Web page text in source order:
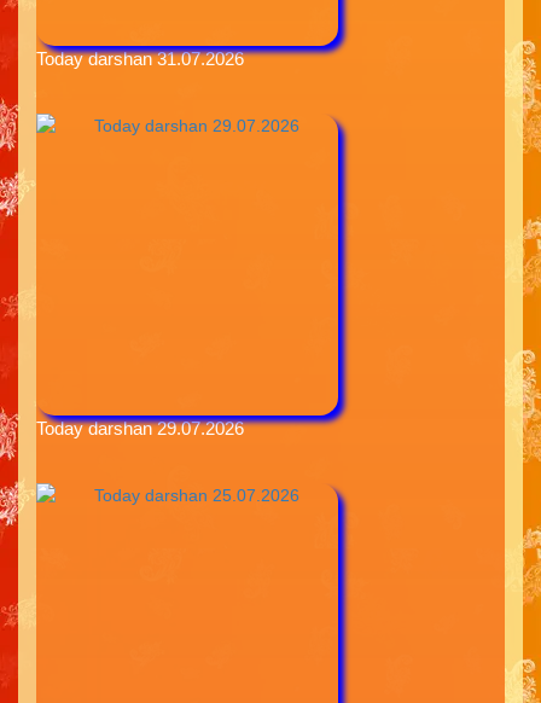
Today darshan 31.07.2026
Today darshan 29.07.2026